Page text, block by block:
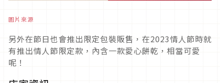
圖片來源
另外在節日也會推出限定包裝販售，在2023情人節時就
有推出情人節限定款，內含一款愛心餅乾，相當可愛
呢！